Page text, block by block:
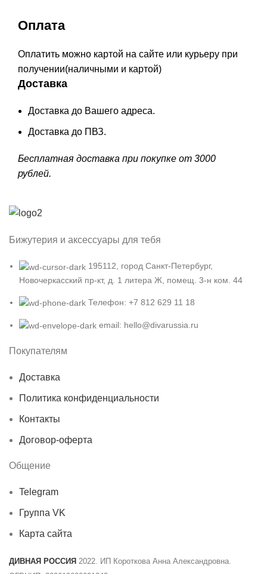
Оплата
Оплатить можно картой на сайте или курьеру при
получении(наличными и картой)
Доставка
Доставка до Вашего адреса.
Доставка до ПВЗ.
Бесплатная доставка при покупке от 3000
рублей.
Бижутерия и аксессуары для тебя
195112, город Санкт-Петербург,
Новочеркасский пр-кт, д. 1 литера Ж, помещ. 3-н ком. 44
Телефон: +7 812 629 11 18
email: hello@divarussia.ru
Покупателям
Доставка
Политика конфиденциальности
Контакты
Договор-оферта
Общение
Telegram
Группа VK
Карта сайта
ДИВНАЯ РОССИЯ 2022. ИП Короткова Анна Александровна.